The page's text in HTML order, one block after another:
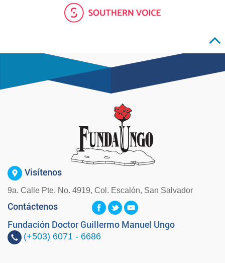
Visítenos
9a. Calle Pte. No. 4919, Col. Escalón, San Salvador
Contáctenos
Fundación Doctor Guillermo Manuel Ungo
(+503) 6071 - 6686